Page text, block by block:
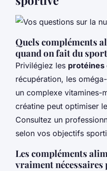
Quels compléments
quand on fait du
Privilégiez les protéines
récupération, les
un complexe vitamines-
créatine peut optimiser
Consultez un
selon vos objectifs
Les compléments
vraiment